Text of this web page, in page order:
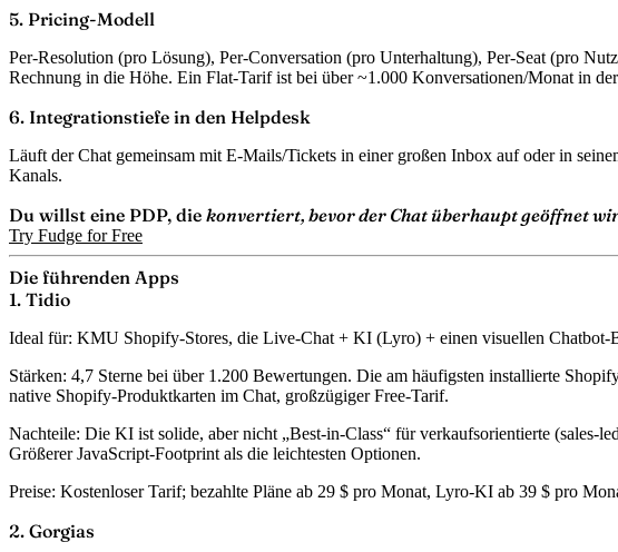
5. Pricing-Modell
Per-Resolution (pro Lösung), Per-Conversation (pro Unterhaltung), Per-Seat (pro
Rechnung in die Höhe. Ein Flat-Tarif ist bei über ~1.000 Konversationen/Monat in
6. Integrationstiefe in den Helpdesk
Läuft der Chat gemeinsam mit E-Mails/Tickets in einer großen Inbox auf oder in
Kanals.
Du willst eine PDP, die konvertiert, bevor der Chat überhaupt geöffnet
Try Fudge for Free
Die führenden Apps
1. Tidio
Ideal für: KMU Shopify-Stores, die Live-Chat + KI (Lyro) + einen visuellen Chatbot-
Stärken: 4,7 Sterne bei über 1.200 Bewertungen. Die am häufigsten installierte
native Shopify-Produktkarten im Chat, großzügiger Free-Tarif.
Nachteile: Die KI ist solide, aber nicht „Best-in-Class“ für verkaufsorientierte
Größerer JavaScript-Footprint als die leichtesten Optionen.
Preise: Kostenloser Tarif; bezahlte Pläne ab 29 $ pro Monat, Lyro-KI ab 39 $ pro
2. Gorgias